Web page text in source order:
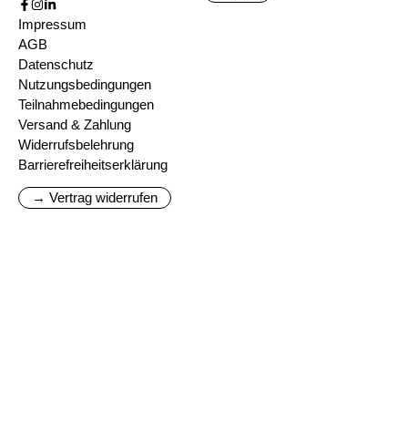
Impressum
AGB
Datenschutz
Nutzungsbedingungen
Teilnahmebedingungen
Versand & Zahlung
Widerrufsbelehrung
Barrierefreiheitserklärung
→ Vertrag widerrufen